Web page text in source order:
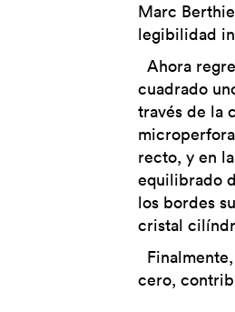
Marc
legibilidad
Ahora
cuadrado
través de la
recto, y en
equilibrado
los bordes
cristal
cero,